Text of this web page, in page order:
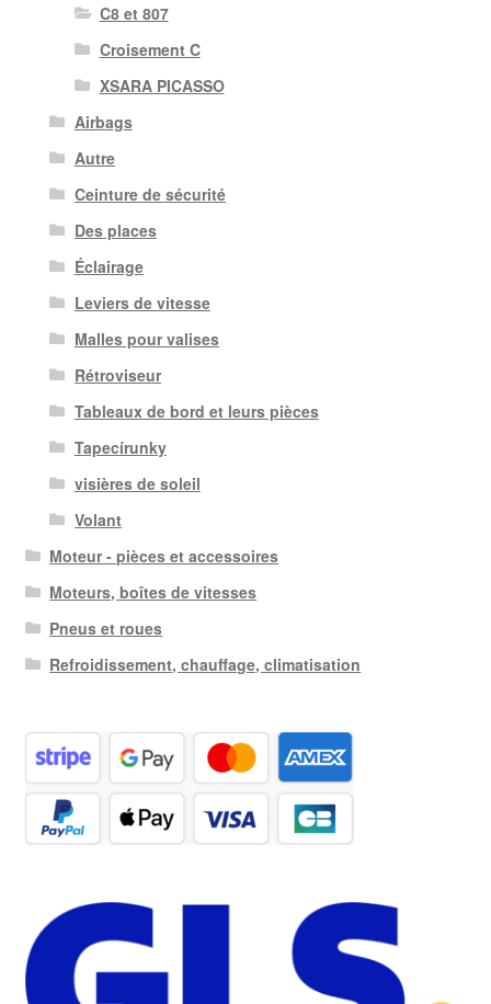
C8 et 807
Croisement C
XSARA PICASSO
Airbags
Autre
Ceinture de sécurité
Des places
Éclairage
Leviers de vitesse
Malles pour valises
Rétroviseur
Tableaux de bord et leurs pièces
Tapecírunky
visières de soleil
Volant
Moteur - pièces et accessoires
Moteurs, boîtes de vitesses
Pneus et roues
Refroidissement, chauffage, climatisation